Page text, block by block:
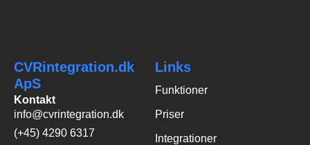
CVRintegration.dk
ApS
Kontakt
info@cvrintegration.dk
(+45) 4290 6317
Links
Funktioner
Priser
Integrationer